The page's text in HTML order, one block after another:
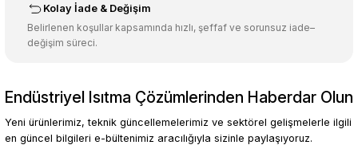
Gönder
Kolay İade & Değişim
Belirlenen koşullar kapsamında hızlı, şeffaf ve sorunsuz iade–
değişim süreci.
Endüstriyel Isıtma Çözümlerinden Haberdar Olun
Yeni ürünlerimiz, teknik güncellemelerimiz ve sektörel gelişmelerle ilgili
en güncel bilgileri e-bültenimiz aracılığıyla sizinle paylaşıyoruz.